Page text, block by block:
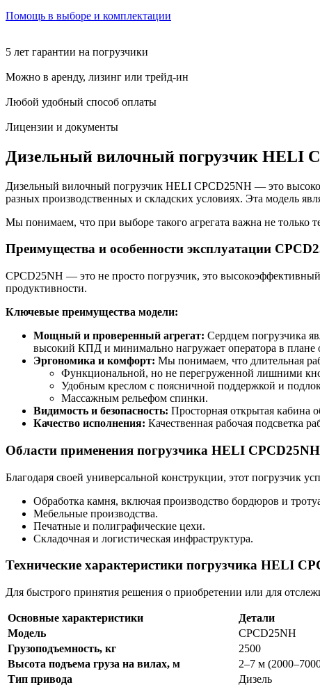
Помощь в выборе и комплектации
5 лет гарантии на погрузчики
Можно в аренду, лизинг или трейд-ин
Любой удобный способ оплаты
Лицензии и документы
Дизельный вилочный погрузчик HELI
Дизельный вилочный погрузчик HELI CPCD25NH — это
разных производственных и складских условиях. Эта модель
Мы понимаем, что при выборе такого агрегата важна не только
Преимущества и особенности эксплуатации
CPCD25NH — это не просто погрузчик, это
продуктивности.
Ключевые преимущества модели:
Мощный и проверенный агрегат: Сердцем погрузчика
высокий КПД и минимально нагружает оператора в плане
Эргономика и комфорт: Мы понимаем, что длительная
Функциональной, но не перегруженной лишними
Удобным креслом с поясничной поддержкой и
Массажным рельефом спинки.
Видимость и безопасность: Просторная открытая кабина
Качество исполнения: Качественная рабочая подсветка
Области применения погрузчика HELI CPCD25NH
Благодаря своей универсальной конструкции, этот погрузчик
Обработка камня, включая производство бордюров и
Мебельные производства.
Печатные и полиграфические цехи.
Складочная и логистическая инфраструктура.
Технические характеристики погрузчика HELI
Для быстрого принятия решения о приобретении или для
Основные характеристики
Детали
Модель
CPCD25NH
Грузоподъемность, кг
2500
Высота подъема груза на вилах, м
2–7 м
Тип привода
Дизель